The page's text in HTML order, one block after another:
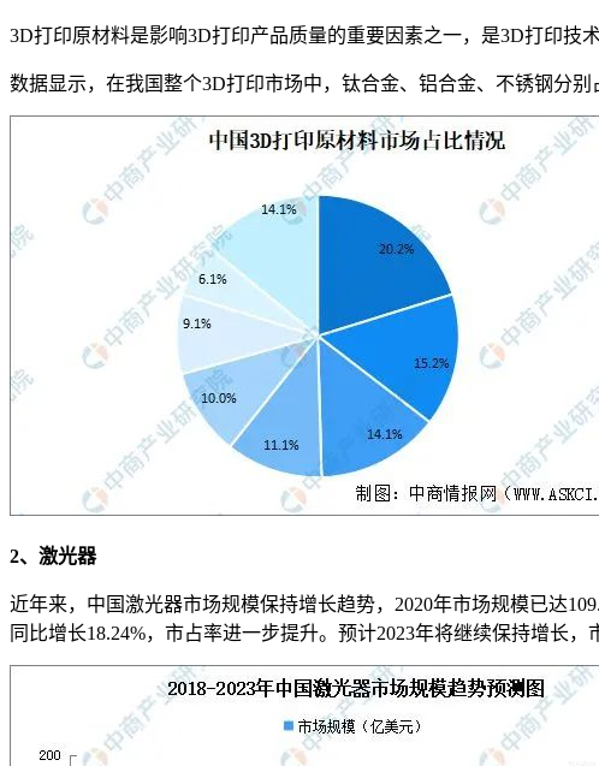
3D打印原材料是影响3D打印产品质量的重要因素之一，是3D打印技
数据显示，在我国整个3D打印市场中，钛合金、铝合金、不锈钢分别
2、激光器
近年来，中国激光器市场规模保持增长趋势，2020年市场规模已达
同比增长18.24%，市占率进一步提升。预计2023年将继续保持增长，